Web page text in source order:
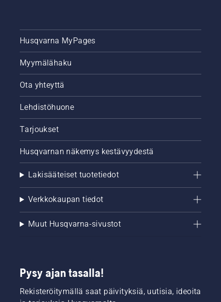
Husqvarna MyPages
Myymälähaku
Ota yhteyttä
Lehdistöhuone
Tarjoukset
Husqvarnan näkemys kestävyydestä
Lakisääteiset tuotetiedot
Verkkokaupan tiedot
Muut Husqvarna-sivustot
Pysy ajan tasalla!
Rekisteröitymällä saat päivityksiä, uutisia, ideoita